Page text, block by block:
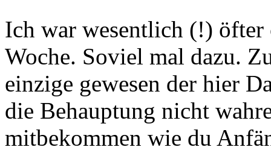
Ich war wesentlich (!) öfter
Woche. Soviel mal dazu.
einzige gewesen der hier
die Behauptung nicht
mitbekommen wie du